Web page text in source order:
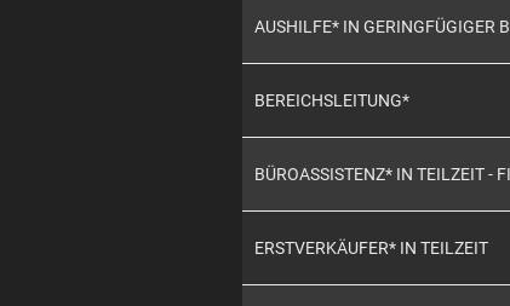
AUSHILFE* IN GERINGFÜGIGER
BEREICHSLEITUNG*
BÜROASSISTENZ* IN TEILZEIT -
ERSTVERKÄUFER* IN TEILZEIT